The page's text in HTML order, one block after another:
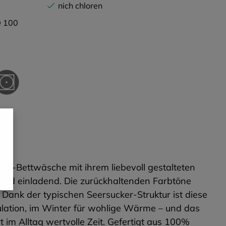
nich chloren
100
Bettwäsche mit ihrem liebevoll gestalteten
einladend. Die zurückhaltenden Farbtöne
der typischen Seersucker-Struktur ist diese
im Winter für wohlige Wärme – und das
im Alltag wertvolle Zeit. Gefertigt aus 100%